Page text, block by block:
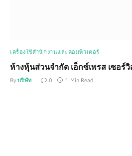
เครื่องใช้สำนักงานและคอมพิวเตอร์
ห้างหุ้นส่วนจำกัด เอ็กซ์เพรส เซอร์
By บริษัท 0 1 Min Read